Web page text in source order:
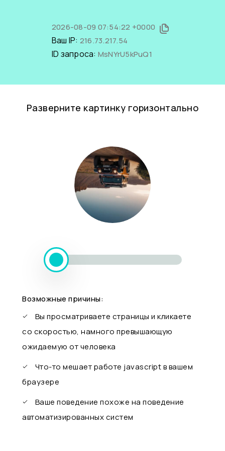
2026-08-09 07:54:22 +0000
Ваш IP: 216.73.217.54
ID запроса: MsNYrU5kPuQ1
Разверните картинку горизонтально
Возможные причины:
Вы просматриваете страницы и кликаете
со скоростью, намного превышающую
ожидаемую от человека
Что-то мешает работе javascript в вашем
браузере
Ваше поведение похоже на поведение
автоматизированных систем